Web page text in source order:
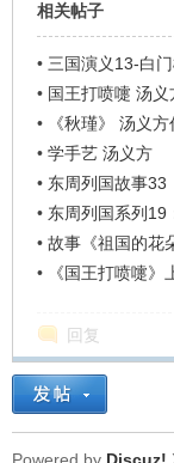
相关帖子
• 三国演义13-白
• 国王打喷嚏 汤义
•
《秋瑾》 汤义方
• 学手艺 汤义方
• 东周列国故事33
• 东周列国系列19
• 故事《祖国的花
•
《国王打喷嚏
回复